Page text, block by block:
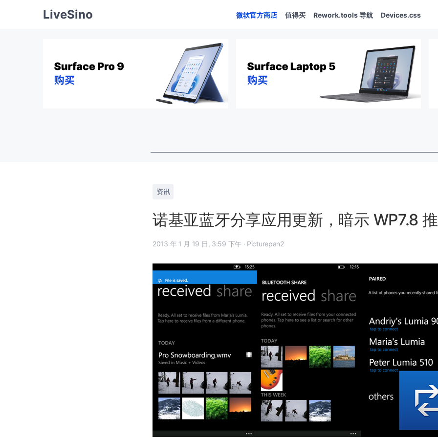
LiveSino 微软官方商店 值得买 Rework.tools 导航 Devices.css
资讯
诺基亚蓝牙分享应用更新，暗示 WP7.8
2013 年 1 月 19 日, 3:59 下午 · Picturepan2